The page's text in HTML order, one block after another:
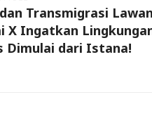
Transmigrasi
X Ingatkan
Dimulai dari Istana!